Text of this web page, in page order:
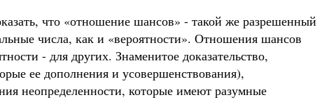
что «отношение шансов» - такой же разрешенный
числа, как и «вероятности». Отношения шансов
- для других. Знаменитое доказательство,
ее дополнения и усовершенствования),
неопределенности, которые имеют разумные